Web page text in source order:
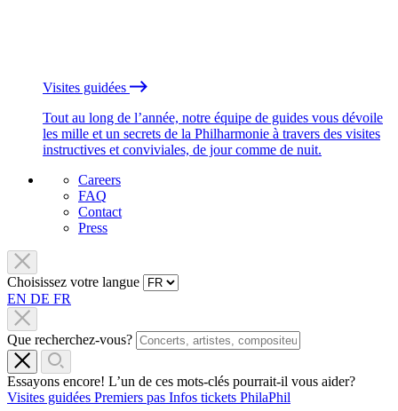
Visites guidées
Tout au long de l’année, notre équipe de guides vous dévoile
les mille et un secrets de la Philharmonie à travers des visites
instructives et conviviales, de jour comme de nuit.
Careers
FAQ
Contact
Press
Choisissez votre langue
EN DE FR
Que recherchez-vous?
Essayons encore! L’un de ces mots-clés pourrait-il vous aider?
Visites guidées Premiers pas Infos tickets PhilaPhil